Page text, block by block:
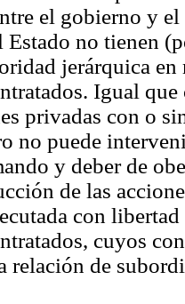
el gobierno y
Estado no tienen
jerárquica
Igual que
privadas con o
no puede
y deber de
de las
con
cuyos
relación de